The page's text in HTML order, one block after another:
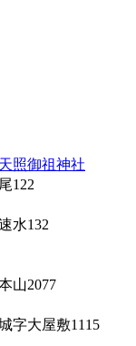
照御祖神社
122
水132
山2077
字大屋敷1115